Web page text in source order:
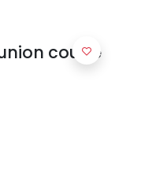
coudé